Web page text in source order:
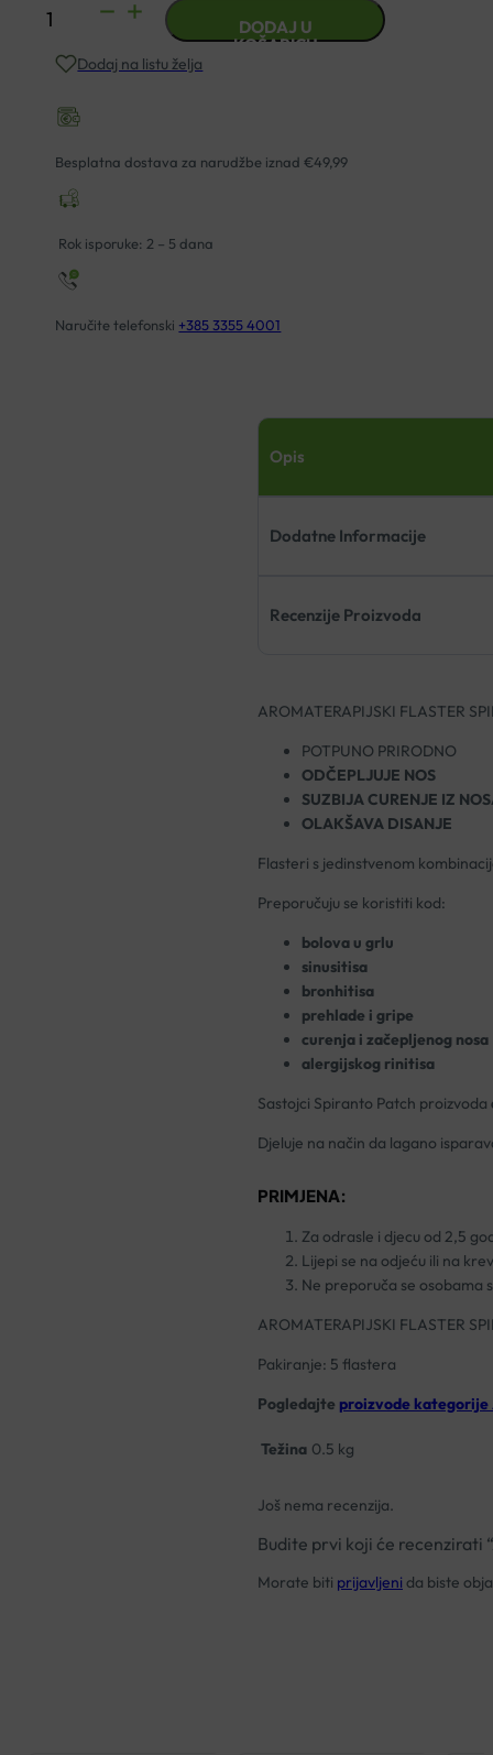
AROMATERAPIJSKI
SPIRANTO
A5
količina
DODAJ U
KOŠARICU
Dodaj na listu želja
Besplatna dostava za narudžbe iznad €49,99
Rok isporuke: 2 – 5 dana
Naručite telefonski +385 3355 4001
Opis
Dodatne Informacije
Recenzije Proizvoda
AROMATERAPIJSKI FLASTER
POTPUNO PRIRODNO
ODČEPLJUJE NOS
SUZBIJA CURENJE IZ
OLAKŠAVA DISANJE
Flasteri s jedinstvenom
Preporučuju se koristiti kod:
bolova u grlu
sinusitisa
bronhitisa
prehlade i gripe
curenja i začepljenog nosa
alergijskog rinitisa
Sastojci Spiranto Patch proizvoda
Djeluje na način da lagano
PRIMJENA:
Za odrasle i djecu od 2,5
Lijepi se na odjeću ili na
Ne preporuča se osobama
AROMATERAPIJSKI FLASTER
Pakiranje: 5 flastera
Pogledajte proizvode kategorije
Težina 0.5 kg
Još nema recenzija.
Budite prvi koji će recenzirati
Morate biti prijavljeni da biste